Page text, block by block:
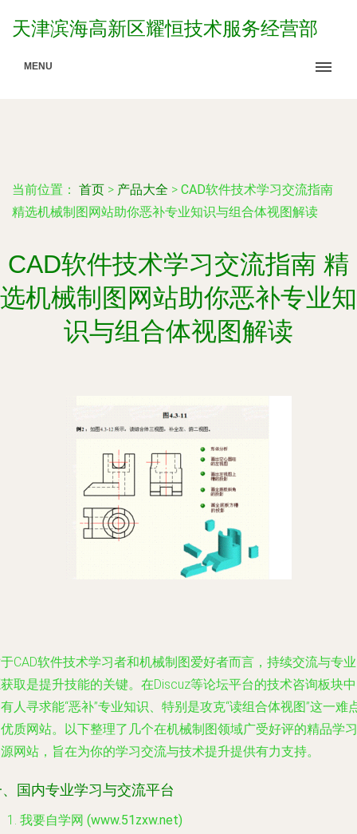
天津滨海高新区耀恒技术服务经营部
MENU
当前位置： 首页 > 产品大全 > CAD软件技术学习交流指南
精选机械制图网站助你恶补专业知识与组合体视图解读
CAD软件技术学习交流指南 精
选机械制图网站助你恶补专业知
识与组合体视图解读
CAD软件技术学习者和机械制图爱好者而言，持续交流与专
取是提升技能的关键。在Discuz等论坛平台的技术咨询板块
人寻求能“恶补”专业知识、特别是攻克“读组合体视图”这一难
质网站。以下整理了几个在机械制图领域广受好评的精品学习
网站，旨在为你的学习交流与技术提升提供有力支持。
国内专业学习与交流平台
我要自学网 (www.51zxw.net)